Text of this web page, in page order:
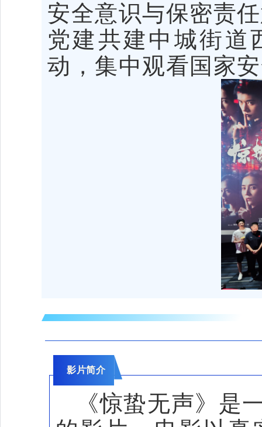
安全意识与保密责
党建共建中城街道
动，集中观看国家
影片简介
《惊蛰无声》是